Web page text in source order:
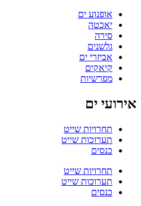
אופנוע ים
יאכטה
סירה
גלשנים
אביזרי ים
קיאקים
מפרשיות
אירועי ים
תחרויות שייט
תערוכות שייט
כנסים
תחרויות שייט
תערוכות שייט
כנסים